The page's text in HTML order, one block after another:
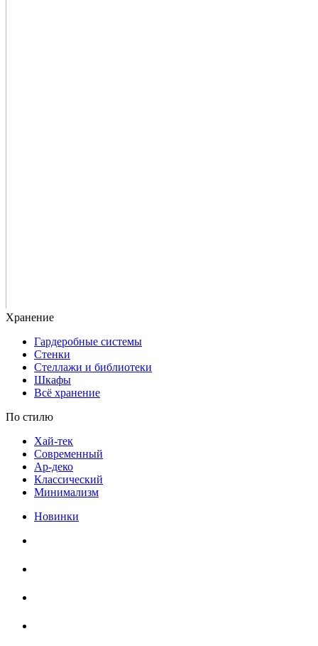
Гардеробные системы
Стенки
Стеллажи и библиотеки
Шкафы